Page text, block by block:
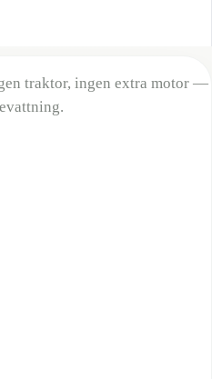
traktor, ingen extra motor —